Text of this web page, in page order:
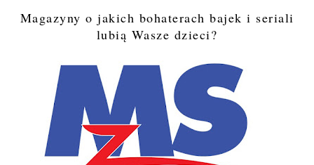
Magazyny o jakich bohaterach bajek i seriali
lubią Wasze dzieci?